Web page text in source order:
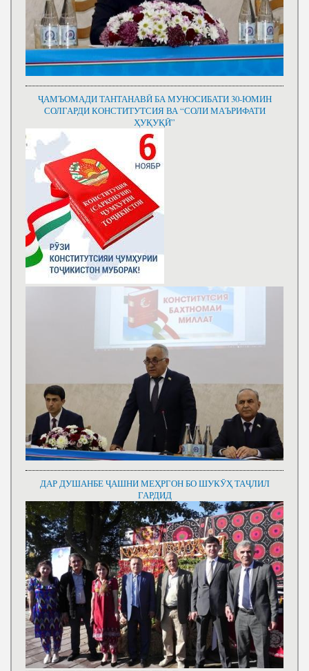
ҶАМЪОМАДИ ТАНТАНАВӢ БА МУНОСИБАТИ 30-ЮМИН
СОЛГАРДИ КОНСТИТУТСИЯ ВА “СОЛИ МАЪРИФАТИ
ҲУҚУҚӢ”
ДАР ДУШАНБЕ ҶАШНИ МЕҲРГОН БО ШУКӮҲ ТАҶЛИЛ
ГАРДИД